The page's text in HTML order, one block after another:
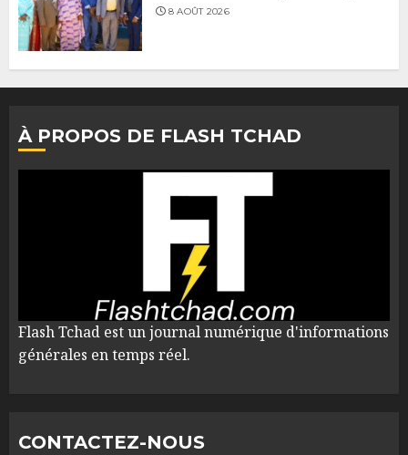
8 AOÛT 2026
À PROPOS DE FLASH TCHAD
Flash Tchad est un journal numérique d'informations
générales en temps réel.
CONTACTEZ-NOUS